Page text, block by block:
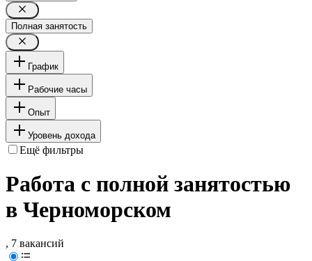
Полная занятость
График
Рабочие часы
Опыт
Уровень дохода
Ещё фильтры
Работа с полной занятостью
в Черноморском
, 7 вакансий